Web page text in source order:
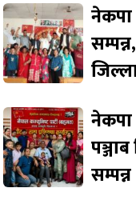
नेकपा
सम्पन्न